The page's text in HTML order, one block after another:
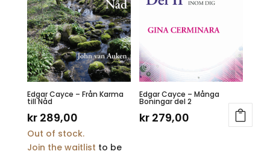
Edgar Cayce – Från Karma
till Nåd
kr289,00
Out of stock.
Join the waitlist to be
Edgar Cayce – Många
Boningar del 2
kr 279,00